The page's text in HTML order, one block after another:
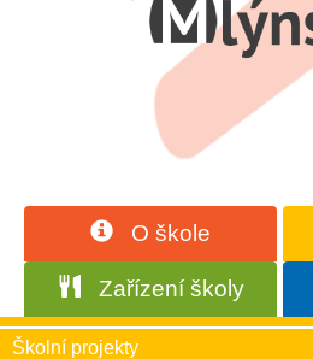
O škole
Zařízení školy
Školní projekty